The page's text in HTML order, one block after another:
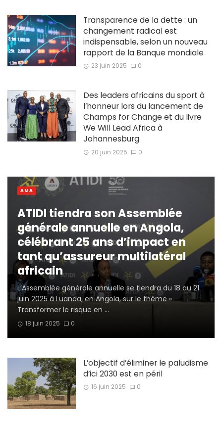
Transparence de la dette : un
changement radical est
indispensable, selon un nouveau
rapport de la Banque mondiale
23 juin 2025 0
Des leaders africains du sport à
l’honneur lors du lancement de
Champs for Change et du livre
We Will Lead Africa à
Johannesburg
20 juin 2025 0
ATIDI tiendra son Assemblée
générale annuelle en Angola,
célébrant 25 ans d’impact en
tant qu’assureur multilatéral
africain
L’Assemblée générale annuelle se tiendra du 18 au 21
juin 2025 à Luanda, en Angola, sur le thème «
Transformer le risque en ...
18 juin 2025 0
AMA
L’objectif d’éliminer le paludisme
d’ici 2030 est en péril
16 juin 2025 0